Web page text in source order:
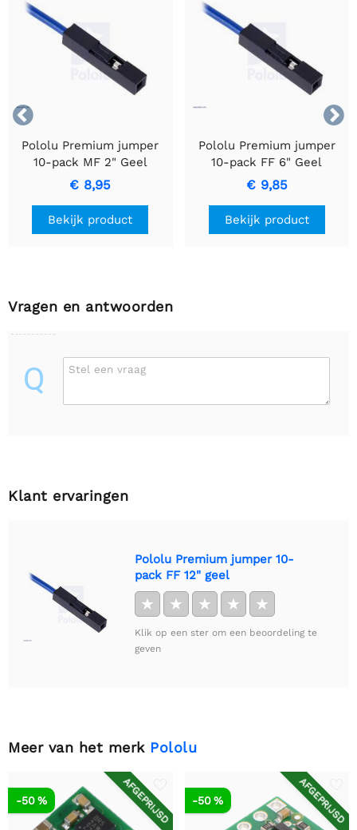


Pololu Premium jumper
10-pack MF 2" Geel
€ 8,95
Bekijk product
Pololu Premium jumper
10-pack FF 6" Geel
€ 9,85
Bekijk product
Vragen en antwoorden
Q Stel een vraag
Klant ervaringen
Pololu Premium jumper 10-
pack FF 12" geel
★ ★ ★ ★ ★
Klik op een ster om een beoordeling te
geven
Meer van het merk Pololu
AFGEPRIJSD
-50 % AFGEPRIJSD
-50 %